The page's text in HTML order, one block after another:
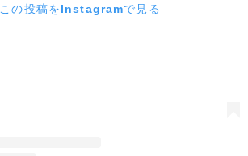
この投稿をInstagramで見る